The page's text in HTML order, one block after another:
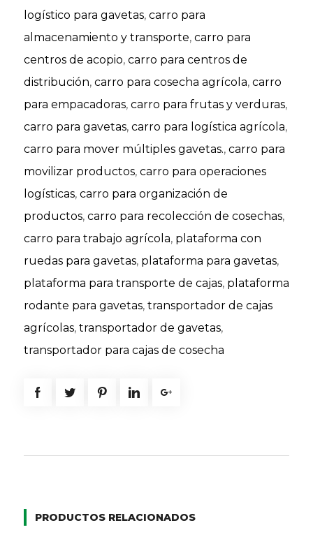
logístico para gavetas, carro para
almacenamiento y transporte, carro para
centros de acopio, carro para centros de
distribución, carro para cosecha agrícola, carro
para empacadoras, carro para frutas y verduras,
carro para gavetas, carro para logística agrícola,
carro para mover múltiples gavetas., carro para
movilizar productos, carro para operaciones
logísticas, carro para organización de
productos, carro para recolección de cosechas,
carro para trabajo agrícola, plataforma con
ruedas para gavetas, plataforma para gavetas,
plataforma para transporte de cajas, plataforma
rodante para gavetas, transportador de cajas
agrícolas, transportador de gavetas,
transportador para cajas de cosecha
PRODUCTOS RELACIONADOS